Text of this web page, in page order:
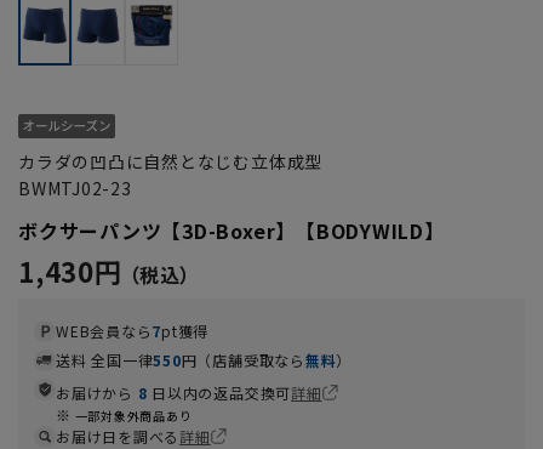
カラダの凹凸に自然となじむ立体成型
BWMTJ02-23
ボクサーパンツ【3D-Boxer】【BODYWILD】
1,430円
WEB会員なら7pt獲得
送料 全国一律550円（店舗受取なら無料）
お届けから 8 日以内の返品交換可詳細
一部対象外商品あり
お届け日を調べる詳細